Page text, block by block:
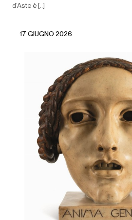
d’Aste è [..]
17 GIUGNO 2026